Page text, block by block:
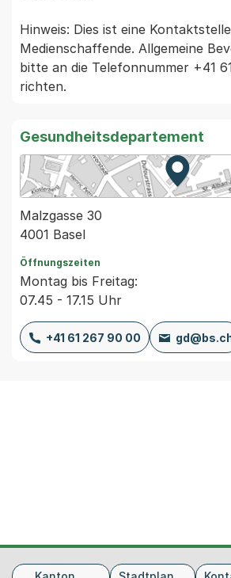
Hinweis: Dies ist eine
Medienschaffende. Allgemeine
bitte an die Telefonnummer +41
Gesundheitsdepartement
Zur
Malzgasse 30
4001 Basel
Öffnungszeiten
Montag bis Freitag:
07.45 - 17.15 Uhr
+41 61 267 90 00
Fusszeile